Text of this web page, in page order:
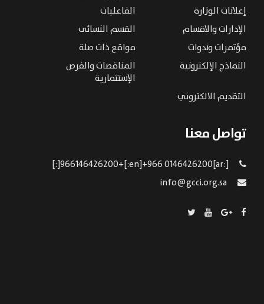
إعلانات الوزارة
الفاعليات
الإدارات والاقسام
القسم النسائى
مؤتمرات وندوات
مواقع ذات صلة
النماذج الإلكترونية
المناقصات والفرص
الإستثمارية
التقديم الالكتروني
تواصل معنا
[:ar]966146426200+[:en]+966 0146426200[:]